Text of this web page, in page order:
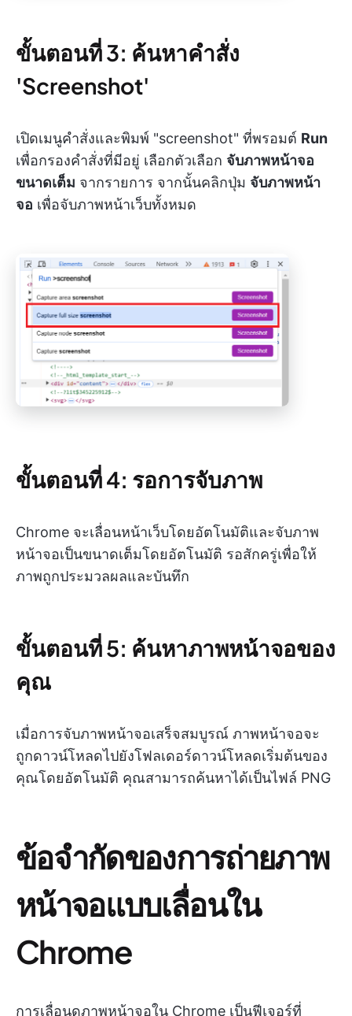
ขั้นตอนที่ 3: ค้นหาคำสั่ง
'Screenshot'
เปิดเมนูคำสั่งและพิมพ์ "screenshot" ที่พรอมต์ Run
เพื่อกรองคำสั่งที่มีอยู่ เลือกตัวเลือก จับภาพหน้าจอ
ขนาดเต็ม จากรายการ จากนั้นคลิกปุ่ม จับภาพหน้า
จอ เพื่อจับภาพหน้าเว็บทั้งหมด
ขั้นตอนที่ 4: รอการจับภาพ
Chrome จะเลื่อนหน้าเว็บโดยอัตโนมัติและจับภาพ
หน้าจอเป็นขนาดเต็มโดยอัตโนมัติ รอสักครู่เพื่อให้
ภาพถูกประมวลผลและบันทึก
ขั้นตอนที่ 5: ค้นหาภาพหน้าจอของ
คุณ
เมื่อการจับภาพหน้าจอเสร็จสมบูรณ์ ภาพหน้าจอจะ
ถูกดาวน์โหลดไปยังโฟลเดอร์ดาวน์โหลดเริ่มต้นของ
คุณโดยอัตโนมัติ คุณสามารถค้นหาได้เป็นไฟล์ PNG
ข้อจำกัดของการถ่ายภาพ
หน้าจอแบบเลื่อนใน
Chrome
การเลื่อนดูภาพหน้าจอใน Chrome เป็นฟีเจอร์ที่